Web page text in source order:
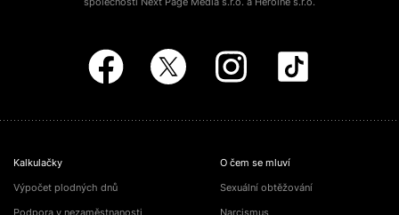
Kalkulačky
Výpočet plodných dnů
Podpora v nezaměstnanosti
O čem se mluví
Sexuální obtěžování
Narcismus